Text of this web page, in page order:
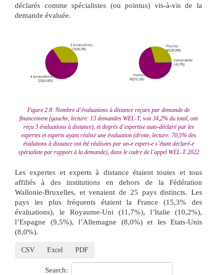
déclarés comme spécialistes (ou pointus) vis-à-vis de la
demande évaluée.
Figure 2.8: Nombre d’évaluations à distance reçues par demande de
financement (gauche, lecture: 13 demandes WEL-T, soit 34,2% du total, ont
reçu 3 évaluations à distance), et degrés d’expertise auto-déclaré par les
expertes et experts ayant réalisé une évaluation (droite, lecture: 70,5% des
évalutions à distance ont été réalisées par un-e expert-e s’étant déclaré-e
spécialiste par rapport à la demande), dans le cadre de l’appel WEL-T 2022
Les expertes et experts à distance étaient toutes et tous
affiliés à des institutions en dehors de la Fédération
Wallonie-Bruxelles, et venaient de 25 pays distincts. Les
pays les plus fréquents étaient la France (15,3% des
évaluations), le Royaume-Uni (11,7%), l’Italie (10,2%),
l’Espagne (9,5%), l’Allemagne (8,0%) et les Etats-Unis
(8,0%).
CSV Excel PDF
Search: